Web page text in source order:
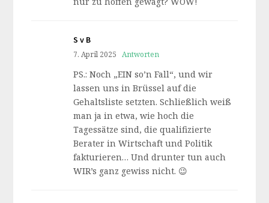
S v B
7. April 2025 Antworten
PS.: Noch „EIN so’n Fall“, und wir
lassen uns in Brüssel auf die
Gehaltsliste setzten. Schließlich weiß
man ja in etwa, wie hoch die
Tagessätze sind, die qualifizierte
Berater in Wirtschaft und Politik
fakturieren… Und drunter tun auch
WIR’s ganz gewiss nicht. 😉